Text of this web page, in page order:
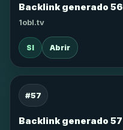
Backlink generado 56
1obl.tv
SI Abrir
#57
Backlink generado 57